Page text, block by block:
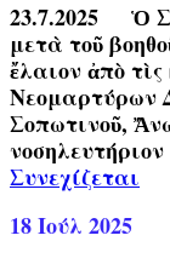
23.7.2025 Ὁ
μετὰ τοῦ
ἔλαιον ἀπὸ
Νεομαρτύρων
Σοπωτινοῦ,
Συνεχίζεται
18Ιούλ 2025